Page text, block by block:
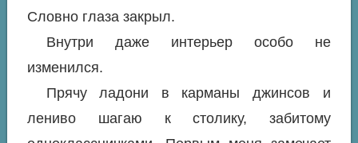
Словно глаза закрыл.
Внутри даже интерьер особо не
изменился.
Прячу ладони в карманы джинсов и
лениво шагаю к столику, забитому